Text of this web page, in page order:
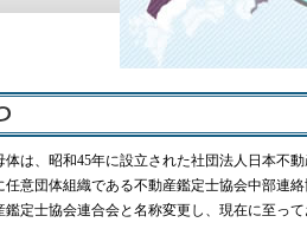
体は、昭和45年に設立された社団法人日本不
任意団体組織である不動産鑑定士協会中部連
鑑定士協会連合会と名称変更し、現在に至っ